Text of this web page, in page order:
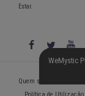
WeMystic
Estar.
WeMystic
Quem somos
Política de Utilização